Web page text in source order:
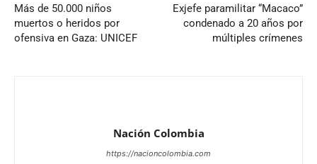
Más de 50.000 niños
muertos o heridos por
ofensiva en Gaza: UNICEF
Exjefe paramilitar “Macaco”
condenado a 20 años por
múltiples crímenes
Nación Colombia
https://nacioncolombia.com